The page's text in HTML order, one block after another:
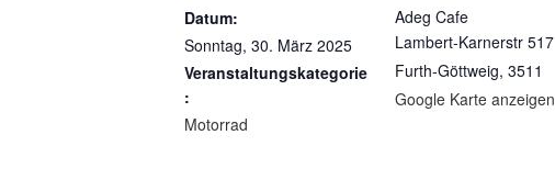
Datum:
Sonntag, 30. März 2025
Veranstaltungskategorie
:
Motorrad
Adeg Cafe
Lambert-Karnerstr 517
Furth-Göttweig, 3511
Google Karte anzeigen